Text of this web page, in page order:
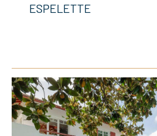
ESPELETTE